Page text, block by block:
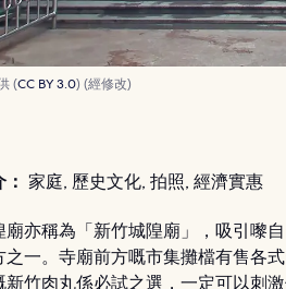
(CC BY 3.0) (經修改)
家庭, 歷史文化, 拍照, 經濟實惠
廟亦稱為「新竹城隍廟」，吸引嚟
之一。寺廟前方嘅市集攤檔有售各
新竹肉丸係必試之選，一定可以刺